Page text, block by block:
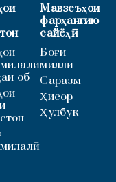
об
Мавзеъҳои
фарҳангию
сайёҳӣ
Боғи
миллӣ
Саразм
Ҳисор
Ҳулбук